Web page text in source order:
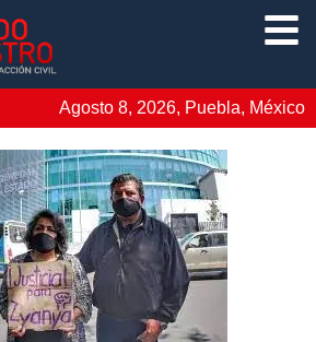
Agosto 8, 2026, Puebla, México